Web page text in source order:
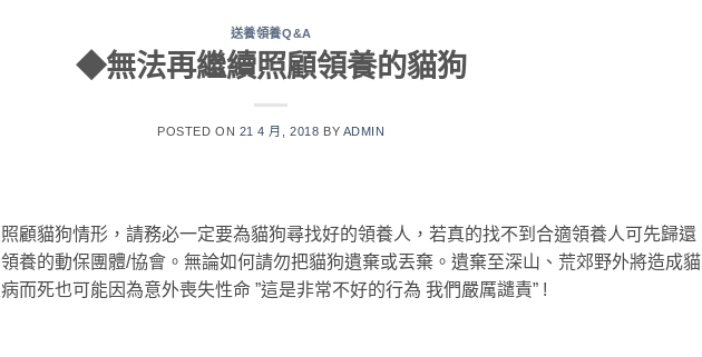
送養領養Q&A
◆無法再繼續照顧領養的貓狗
POSTED ON 21 4 月, 2018 BY ADMIN
顧貓狗情形，請務必一定要為貓狗尋找好的領養人，若真的找不到合適領養人可先歸還
養的動保團體/協會。無論如何請勿把貓狗遺棄或丟棄。遺棄至深山、荒郊野外將造成貓
而死也可能因為意外喪失性命 ”這是非常不好的行為 我們嚴厲譴責” !